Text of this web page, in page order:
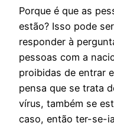
Porque é que as
estão? Isso pode
responder à
pessoas com a
proibidas de entrar
pensa que se trata
vírus, também se
caso, então ter-se-